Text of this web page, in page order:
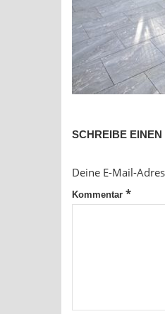
SCHREIBE
Deine E-Mail-
Kommentar *